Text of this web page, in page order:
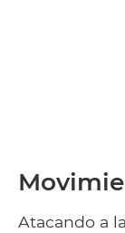
Atacando a